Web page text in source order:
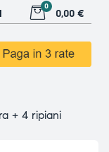
0
0,00 €
+ 4 ripiani